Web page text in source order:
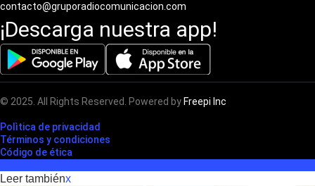
contacto@gruporadiocomunicacion.com
¡Descarga nuestra app!
© 2025. All Rights Reserved. Powered by Freepi Inc
Polìtica de privacidad
Términos y condiciones
Código de ética
Leer tambiénx